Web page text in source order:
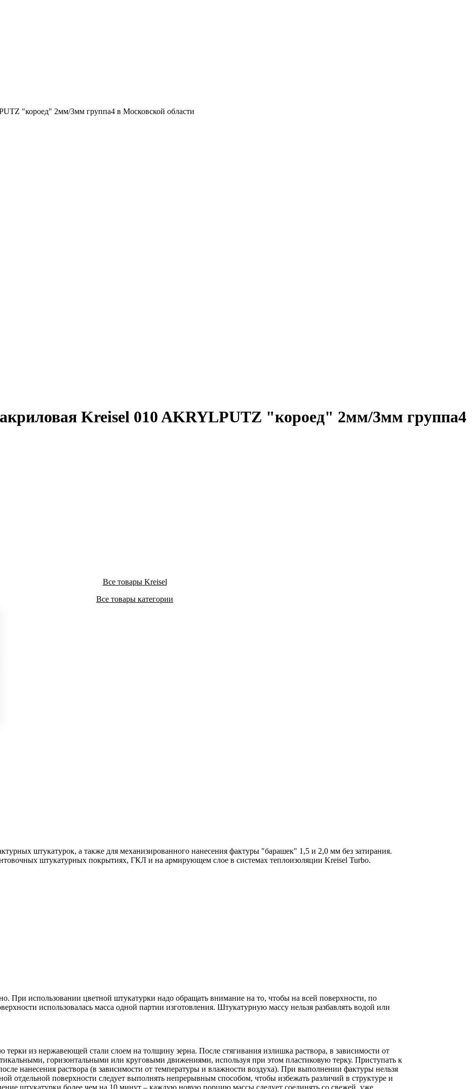
"короед" 2мм/3мм группа4 в Московской области
Kreisel 010 AKRYLPUTZ "короед" 2мм/3мм группа4
Все товары Kreisel
Все товары категории
штукатурок, а также для механизированного нанесения фактуры "барашек" 1,5 и 2,0 мм без затирания.
штукатурных покрытиях, ГКЛ и на армирующем слое в системах теплоизоляции Kreisel Turbo.
При использовании цветной штукатурки надо обращать внимание на то, чтобы на всей поверхности, по
использовалась масса одной партии изготовления. Штукатурную массу нельзя разбавлять водой или
из нержавеющей стали слоем на толщину зерна. После стягивания излишка раствора, в зависимости от
горизонтальными или круговыми движениями, используя при этом пластиковую терку. Приступать к
нанесения раствора (в зависимости от температуры и влажности воздуха). При выполнении фактуры нельзя
отдельной поверхности следует выполнять непрерывным способом, чтобы избежать различий в структуре и
штукатурки более чем на 10 минут – каждую новую порцию массы следует соединять со свежей, уже